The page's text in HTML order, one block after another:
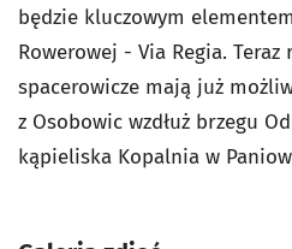
będzie kluczowym
Rowerowej - Via Regia. Teraz
spacerowicze mają już
z Osobowic wzdłuż brzegu
kąpieliska Kopalnia w